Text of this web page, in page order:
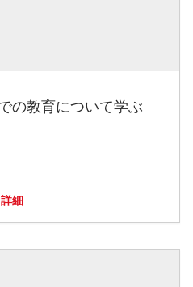
の教育について学ぶ
詳細